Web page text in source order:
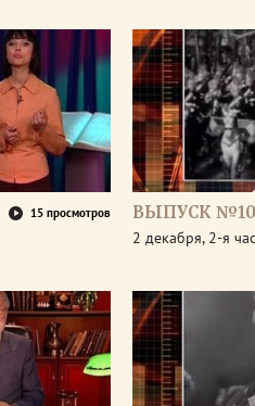
15 просмотров ВЫПУСК
2 декабря, 2-я